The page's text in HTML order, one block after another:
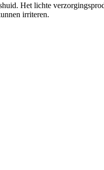
Het lichte
irriteren.